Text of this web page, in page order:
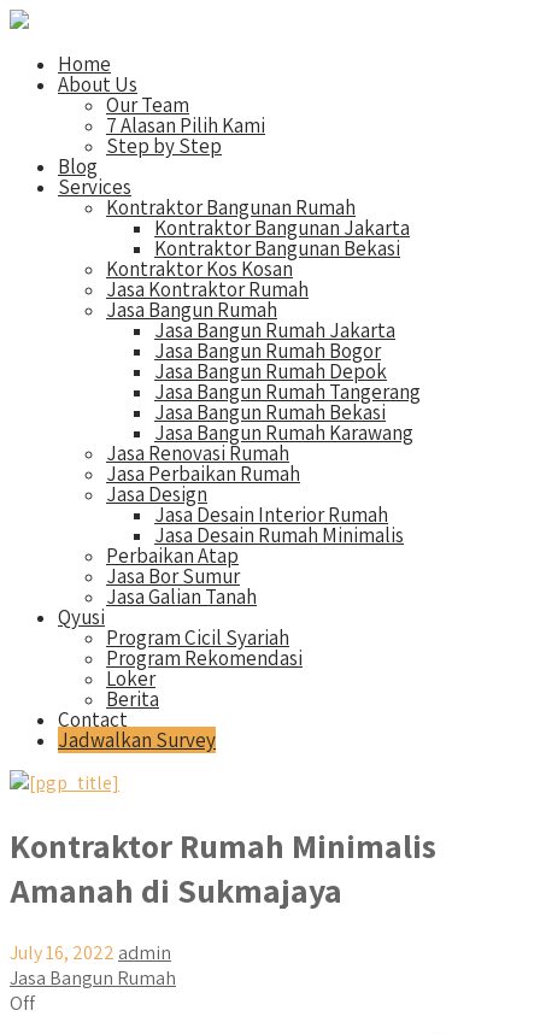
Home
About Us
Our Team
7 Alasan Pilih Kami
Step by Step
Blog
Services
Kontraktor Bangunan Rumah
Kontraktor Bangunan Jakarta
Kontraktor Bangunan Bekasi
Kontraktor Kos Kosan
Jasa Kontraktor Rumah
Jasa Bangun Rumah
Jasa Bangun Rumah Jakarta
Jasa Bangun Rumah Bogor
Jasa Bangun Rumah Depok
Jasa Bangun Rumah Tangerang
Jasa Bangun Rumah Bekasi
Jasa Bangun Rumah Karawang
Jasa Renovasi Rumah
Jasa Perbaikan Rumah
Jasa Design
Jasa Desain Interior Rumah
Jasa Desain Rumah Minimalis
Perbaikan Atap
Jasa Bor Sumur
Jasa Galian Tanah
Qyusi
Program Cicil Syariah
Program Rekomendasi
Loker
Berita
Contact
Jadwalkan Survey
Kontraktor Rumah Minimalis
Amanah di Sukmajaya
July 16, 2022 admin
Jasa Bangun Rumah
Off